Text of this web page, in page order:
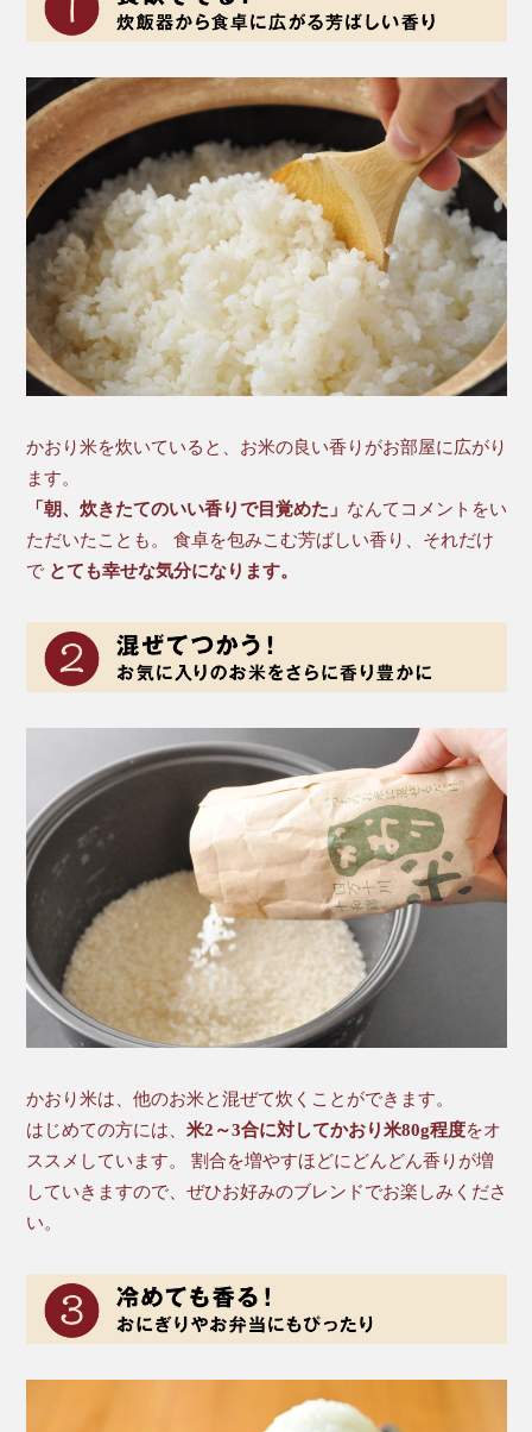
かおり米を炊いていると、お米の良い香りがお部屋に広がり
ます。
「朝、炊きたてのいい香りで目覚めた」 なんてコメントをい
ただいたことも。 食卓を包みこむ芳ばしい香り、それだけ
で とても幸せな気分になります。
かおり米は、他のお米と混ぜて炊くことができます。
はじめての方には、 米2～3合に対してかおり米80g程度をオ
ススメしています。 割合を増やすほどにどんどん香りが増
していきますので、ぜひお好みのブレンドでお楽しみくださ
い。